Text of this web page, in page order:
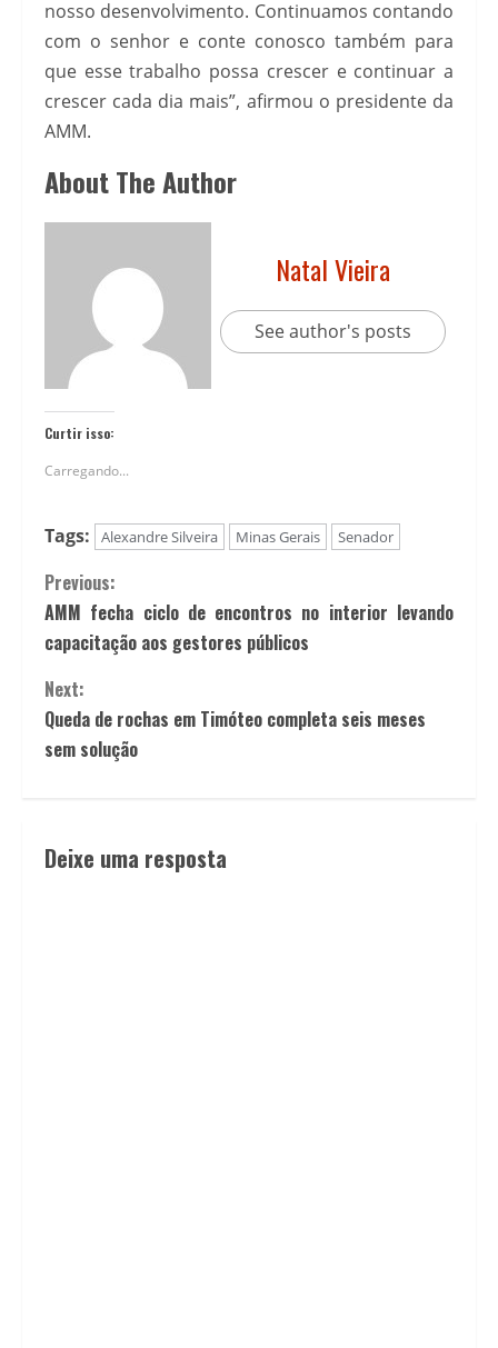
nosso desenvolvimento. Continuamos contando
com o senhor e conte conosco também para
que esse trabalho possa crescer e continuar a
crescer cada dia mais”, afirmou o presidente da
AMM.
About The Author
Natal Vieira
See author's posts
Curtir isso:
Carregando...
Tags: Alexandre Silveira Minas Gerais Senador
Previous:
AMM fecha ciclo de encontros no interior levando
capacitação aos gestores públicos
Next:
Queda de rochas em Timóteo completa seis meses
sem solução
Deixe uma resposta